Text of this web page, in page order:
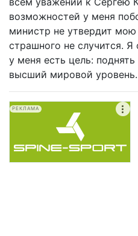
возможностей у меня
министр не утвердит мою
страшного не случится.
у меня есть цель:
высший мировой уровень.
РЕКЛАМА